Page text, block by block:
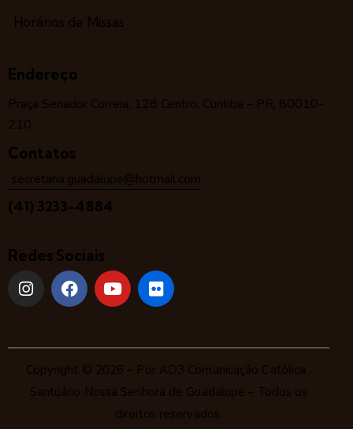
Horários de Missas
Endereço
Praça Senador Correia, 128 Centro, Curitiba – PR, 80010-
210
Contatos
secretaria.guadalupe@hotmail.com
(41) 3233-4884
Redes Sociais
Copyright © 2026 – Por AD3 Comunicação Católica .
Santuário Nossa Senhora de Guadalupe – Todos os
direitos reservados.